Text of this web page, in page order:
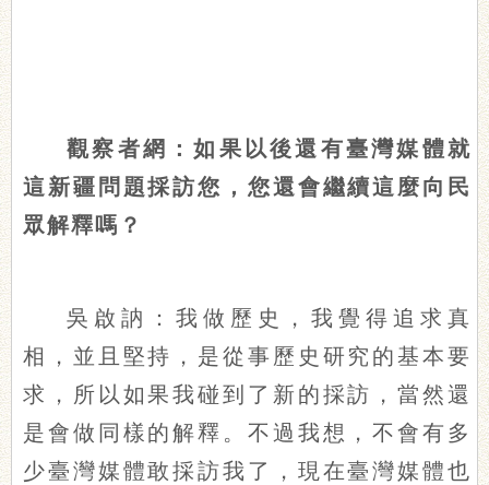
觀察者網：如果以後還有臺灣媒體就
這新疆問題採訪您，您還會繼續這麼向民
眾解釋嗎？
吳啟訥：我做歷史，我覺得追求真
相，並且堅持，是從事歷史研究的基本要
求，所以如果我碰到了新的採訪，當然還
是會做同樣的解釋。不過我想，不會有多
少臺灣媒體敢採訪我了，現在臺灣媒體也